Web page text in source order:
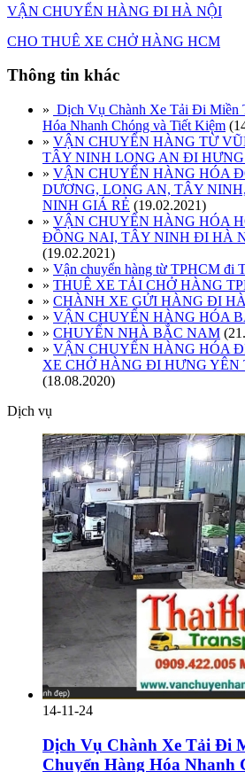
VẬN CHUYỂN HÀNG ĐI HÀ NỘI
CHO THUÊ XE CHỞ HÀNG HCM
Thông tin khác
» Dịch Vụ Chành Xe Tải Đi Miền
Hóa Nhanh Chóng và Tiết Kiệm
» VẬN CHUYỂN HÀNG TỪ
TÂY NINH LONG AN ĐI
» VẬN CHUYỂN HÀNG HÓA
DƯƠNG, LONG AN, TÂY
NINH GIÁ RẺ (19.02.2021)
» VẬN CHUYỂN HÀNG HÓA
ĐỒNG NAI, TÂY NINH ĐI HÀ
(19.02.2021)
» Vận chuyển hàng từ TPHCM đi
» THUÊ XE TẢI CHỞ HÀNG
» CHÀNH XE GỬI HÀNG ĐI
» VẬN CHUYỂN HÀNG HÓA
» CHUYỂN NHÀ BẮC NAM
» VẬN CHUYỂN HÀNG HÓA
XE CHỞ HÀNG ĐI HƯNG YÊN
(18.08.2020)
Dịch vụ
14-11-24
Dịch Vụ Chành Xe Tải Đi
Chuyển Hàng Hóa Nhanh